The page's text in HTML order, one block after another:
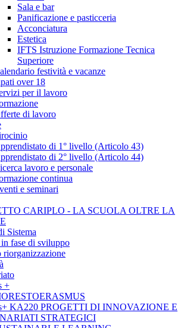
Sala e bar
Panificazione e pasticceria
Acconciatura
Estetica
IFTS Istruzione Formazione Tecnica
Superiore
festività e vacanze
over 18
per il lavoro
di lavoro
di 1° livello (Articolo 43)
di 2° livello (Articolo 44)
lavoro e personale
continua
e seminari
CARIPLO - LA SCUOLA OLTRE LA
Sistema
fase di sviluppo
riorganizzazione
+
KA220 PROGETTI DI INNOVAZIONE E
STRATEGICI